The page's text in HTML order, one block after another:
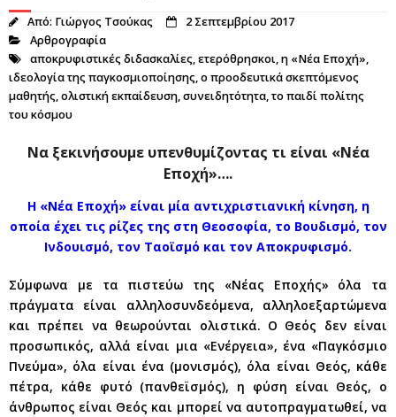
Από: Γιώργος Τσούκας
2 Σεπτεμβρίου 2017
Αρθρογραφία
αποκρυφιστικές διδασκαλίες,ετερόθρησκοι,η «Νέα Εποχή»,
ιδεολογία της παγκοσμιοποίησης,ο προοδευτικά σκεπτόμενος
μαθητής,ολιστική εκπαίδευση,συνειδητότητα,το παιδί πολίτης
του κόσμου
Να ξεκινήσουμε υπενθυμίζοντας τι είναι «Νέα
Εποχή»….
Η «Νέα Εποχή» είναι μία αντιχριστιανική κίνηση, η
οποία έχει τις ρίζες της στη Θεοσοφία, το Βουδισμό, τον
Ινδουισμό, τον Ταοϊσμό και τον Αποκρυφισμό.
Σύμφωνα με τα πιστεύω της «Νέας Εποχής» όλα τα
πράγματα είναι αλληλοσυνδεόμενα, αλληλοεξαρτώμενα
και πρέπει να θεωρούνται ολιστικά. Ο Θεός δεν είναι
προσωπικός, αλλά είναι μια «Ενέργεια», ένα «Παγκόσμιο
Πνεύμα», όλα είναι ένα (μονισμός), όλα είναι Θεός, κάθε
πέτρα, κάθε φυτό (πανθεϊσμός), η φύση είναι Θεός, ο
άνθρωπος είναι Θεός και μπορεί να αυτοπραγματωθεί, να